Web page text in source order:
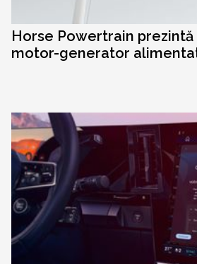
Horse Powertrain prezintă
motor-generator